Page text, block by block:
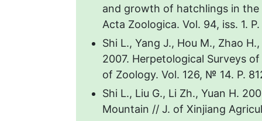
and growth of hatchlings in
Acta Zoologica. Vol. 94, iss. 1. Р.
Shi L., Yang J., Hou M., Zhao
2007. Herpetological Surveys
of Zoology. Vol. 126, № 14. Р.
Shi L., Liu G., Li Zh., Yuan H.
Mountain // J. of Xinjiang